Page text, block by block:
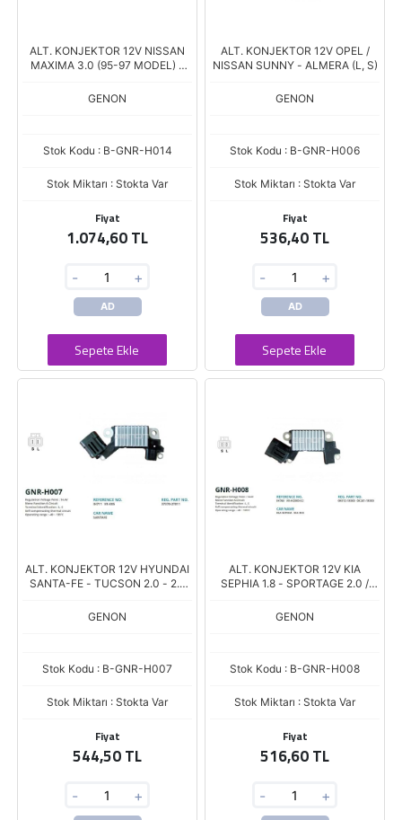
ALT. KONJEKTOR 12V NISSAN
MAXIMA 3.0 (95-97 MODEL) -
GENON
Stok Kodu : B-GNR-H014
Stok Miktarı : Stokta Var
Fiyat
1.074,60 TL
- +
AD
Sepete Ekle
ALT. KONJEKTOR 12V OPEL /
NISSAN SUNNY - ALMERA (L, S)
GENON
Stok Kodu : B-GNR-H006
Stok Miktarı : Stokta Var
Fiyat
536,40 TL
- +
AD
Sepete Ekle
ALT. KONJEKTOR 12V HYUNDAI
SANTA-FE - TUCSON 2.0 - 2.2
GENON
Stok Kodu : B-GNR-H007
Stok Miktarı : Stokta Var
Fiyat
544,50 TL
- +
ALT. KONJEKTOR 12V KIA
SEPHIA 1.8 - SPORTAGE 2.0 /
GENON
Stok Kodu : B-GNR-H008
Stok Miktarı : Stokta Var
Fiyat
516,60 TL
- +